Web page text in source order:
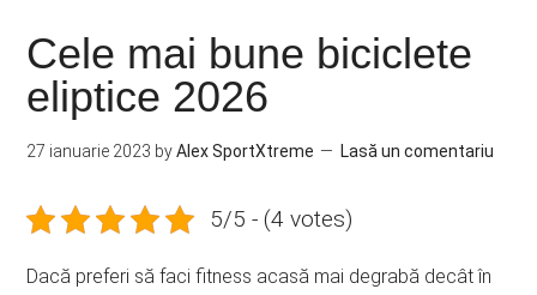
Cele mai bune biciclete
eliptice 2026
27 ianuarie 2023 byAlex SportXtreme Lasă un comentariu
5/5 - (4 votes)
Dacă preferi să faci fitness acasă mai degrabă decât în